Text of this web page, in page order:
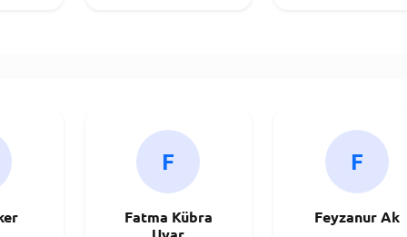
F
Fatma Kübra
F
Feyzanur Ak